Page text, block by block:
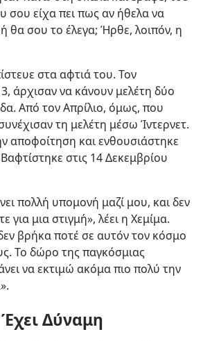
σου είχα πει πως αν ήθελα να
θα σου το έλεγα; Ήρθε, λοιπόν, η
στα αφτιά του. Τον
άρχισαν να κάνουν μελέτη δύο
Από τον Απρίλιο, όμως, που
τη μελέτη μέσω Ίντερνετ.
αποφοίτηση και ενθουσιάστηκε
στις 14 Δεκεμβρίου
πολλή υπομονή μαζί μου, και δεν
για μια στιγμή», λέει η Χεμίμα.
βρήκα ποτέ σε αυτόν τον κόσμο​
Το δώρο της παγκόσμιας
να εκτιμώ ακόμα πιο πολύ την
Δύναμη